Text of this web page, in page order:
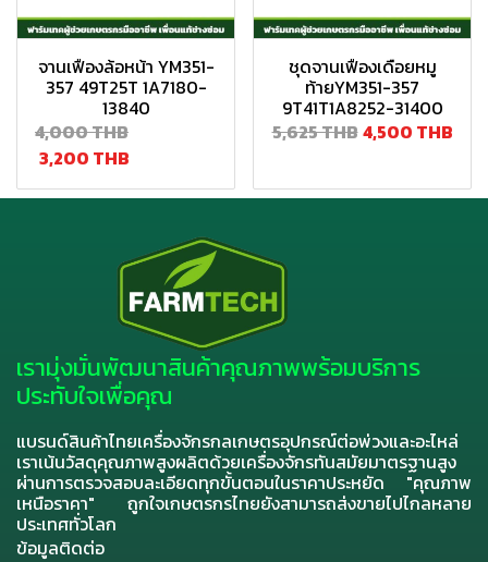
จานเฟืองล้อหน้า YM351-
357 49T25T 1A7180-
13840
4,000 THB
3,200 THB
ชุดจานเฟืองเดือยหมู
ท้ายYM351-357
9T41T1A8252-31400
5,625 THB4,500 THB
เรามุ่งมั่นพัฒนาสินค้าคุณภาพพร้อมบริการ
ประทับใจเพื่อคุณ
แบรนด์สินค้าไทยเครื่องจักรกลเกษตรอุปกรณ์ต่อพ่วงและอะไหล่
เราเน้นวัสดุคุณภาพสูงผลิตด้วยเครื่องจักรทันสมัยมาตรฐานสูง
ผ่านการตรวจสอบละเอียดทุกขั้นตอนในราคาประหยัด "คุณภาพ
เหนือราคา" ถูกใจเกษตรกรไทยยังสามารถส่งขายไปไกลหลาย
ประเทศทั่วโลก
ข้อมูลติดต่อ